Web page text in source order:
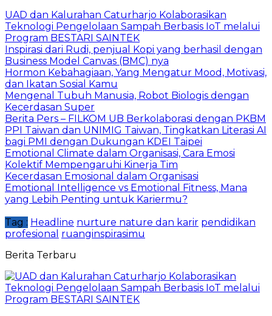
UAD dan Kalurahan Caturharjo Kolaborasikan
Teknologi Pengelolaan Sampah Berbasis IoT melalui
Program BESTARI SAINTEK
Inspirasi dari Rudi, penjual Kopi yang berhasil dengan
Business Model Canvas (BMC) nya
Hormon Kebahagiaan, Yang Mengatur Mood, Motivasi,
dan Ikatan Sosial Kamu
Mengenal Tubuh Manusia, Robot Biologis dengan
Kecerdasan Super
Berita Pers – FILKOM UB Berkolaborasi dengan PKBM
PPI Taiwan dan UNIMIG Taiwan, Tingkatkan Literasi AI
bagi PMI dengan Dukungan KDEI Taipei
Emotional Climate dalam Organisasi, Cara Emosi
Kolektif Mempengaruhi Kinerja Tim
Kecerdasan Emosional dalam Organisasi
Emotional Intelligence vs Emotional Fitness, Mana
yang Lebih Penting untuk Kariermu?
Tag : Headline nurture nature dan karir pendidikan
profesional ruanginspirasimu
Berita Terbaru